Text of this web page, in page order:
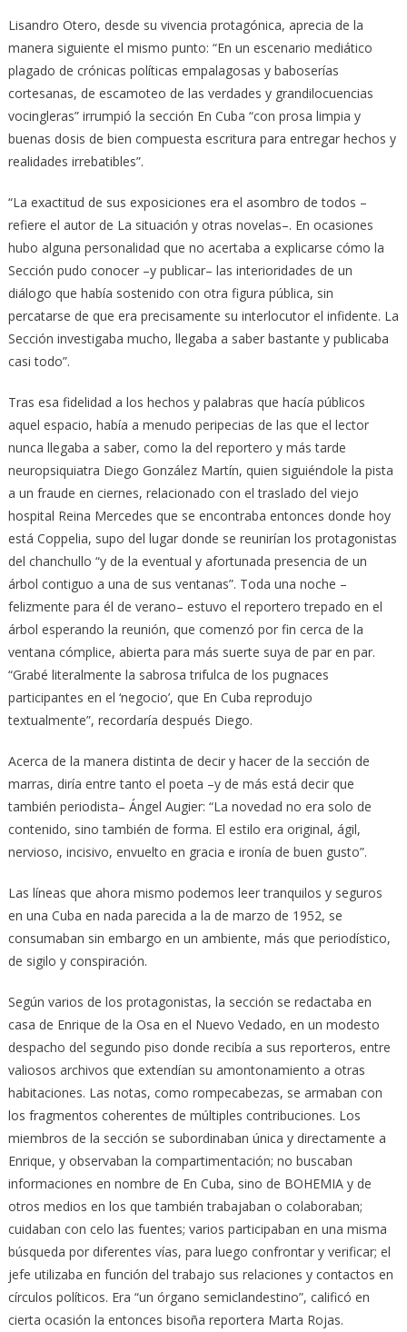
Lisandro Otero, desde su vivencia protagónica, aprecia de la
manera siguiente el mismo punto: “En un escenario mediático
plagado de crónicas políticas empalagosas y baboserías
cortesanas, de escamoteo de las verdades y grandilocuencias
vocingleras” irrumpió la sección En Cuba “con prosa limpia y
buenas dosis de bien compuesta escritura para entregar hechos y
realidades irrebatibles”.
“La exactitud de sus exposiciones era el asombro de todos –
refiere el autor de La situación y otras novelas–. En ocasiones
hubo alguna personalidad que no acertaba a explicarse cómo la
Sección pudo conocer –y publicar– las interioridades de un
diálogo que había sostenido con otra figura pública, sin
percatarse de que era precisamente su interlocutor el infidente. La
Sección investigaba mucho, llegaba a saber bastante y publicaba
casi todo”.
Tras esa fidelidad a los hechos y palabras que hacía públicos
aquel espacio, había a menudo peripecias de las que el lector
nunca llegaba a saber, como la del reportero y más tarde
neuropsiquiatra Diego González Martín, quien siguiéndole la pista
a un fraude en ciernes, relacionado con el traslado del viejo
hospital Reina Mercedes que se encontraba entonces donde hoy
está Coppelia, supo del lugar donde se reunirían los protagonistas
del chanchullo “y de la eventual y afortunada presencia de un
árbol contiguo a una de sus ventanas”. Toda una noche –
felizmente para él de verano– estuvo el reportero trepado en el
árbol esperando la reunión, que comenzó por fin cerca de la
ventana cómplice, abierta para más suerte suya de par en par.
“Grabé literalmente la sabrosa trifulca de los pugnaces
participantes en el ‘negocio’, que En Cuba reprodujo
textualmente”, recordaría después Diego.
Acerca de la manera distinta de decir y hacer de la sección de
marras, diría entre tanto el poeta –y de más está decir que
también periodista– Ángel Augier: “La novedad no era solo de
contenido, sino también de forma. El estilo era original, ágil,
nervioso, incisivo, envuelto en gracia e ironía de buen gusto”.
Las líneas que ahora mismo podemos leer tranquilos y seguros
en una Cuba en nada parecida a la de marzo de 1952, se
consumaban sin embargo en un ambiente, más que periodístico,
de sigilo y conspiración.
Según varios de los protagonistas, la sección se redactaba en
casa de Enrique de la Osa en el Nuevo Vedado, en un modesto
despacho del segundo piso donde recibía a sus reporteros, entre
valiosos archivos que extendían su amontonamiento a otras
habitaciones. Las notas, como rompecabezas, se armaban con
los fragmentos coherentes de múltiples contribuciones. Los
miembros de la sección se subordinaban única y directamente a
Enrique, y observaban la compartimentación; no buscaban
informaciones en nombre de En Cuba, sino de BOHEMIA y de
otros medios en los que también trabajaban o colaboraban;
cuidaban con celo las fuentes; varios participaban en una misma
búsqueda por diferentes vías, para luego confrontar y verificar; el
jefe utilizaba en función del trabajo sus relaciones y contactos en
círculos políticos. Era “un órgano semiclandestino”, calificó en
cierta ocasión la entonces bisoña reportera Marta Rojas.